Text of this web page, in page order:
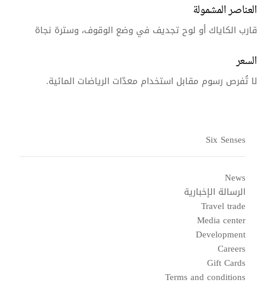
العناصر المشمولة
قارب الكاياك أو لوح تجديف في وضع الوقوف، وسترة نجاة
السعر
لا تُفرص رسوم مقابل استخدام معدّات الرياضات المائية.
Six Senses
News
الرسالة الإخبارية
Travel trade
Media center
Development
Careers
Gift Cards
Terms and conditions